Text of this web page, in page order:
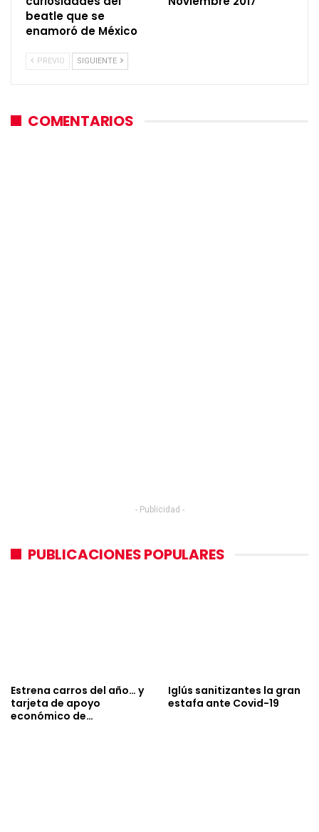
beatle que se
enamoró de México
PREVIO SIGUIENTE
COMENTARIOS
- Publicidad -
PUBLICACIONES POPULARES
Estrena carros del año… y
tarjeta de apoyo
económico de…
Iglús sanitizantes la gran
estafa ante Covid-19